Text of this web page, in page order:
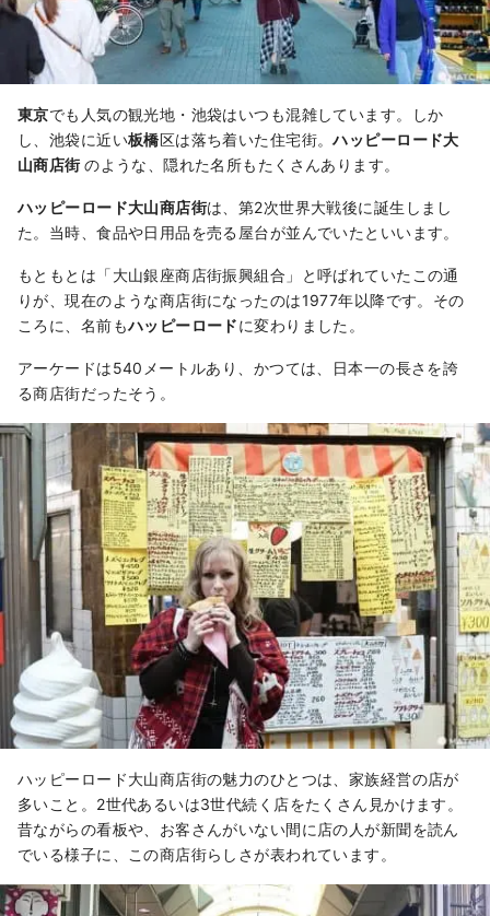
東京でも人気の観光地・池袋はいつも混雑しています。しか
し、池袋に近い板橋区は落ち着いた住宅街。ハッピーロード大
山商店街のような、隠れた名所もたくさんあります。
ハッピーロード大山商店街は、第2次世界大戦後に誕生しまし
た。当時、食品や日用品を売る屋台が並んでいたといいます。
もともとは「大山銀座商店街振興組合」と呼ばれていたこの通
りが、現在のような商店街になったのは1977年以降です。その
ころに、名前もハッピーロードに変わりました。
アーケードは540メートルあり、かつては、日本一の長さを誇
る商店街だったそう。
ハッピーロード大山商店街の魅力のひとつは、家族経営の店が
多いこと。2世代あるいは3世代続く店をたくさん見かけます。
昔ながらの看板や、お客さんがいない間に店の人が新聞を読ん
でいる様子に、この商店街らしさが表われています。